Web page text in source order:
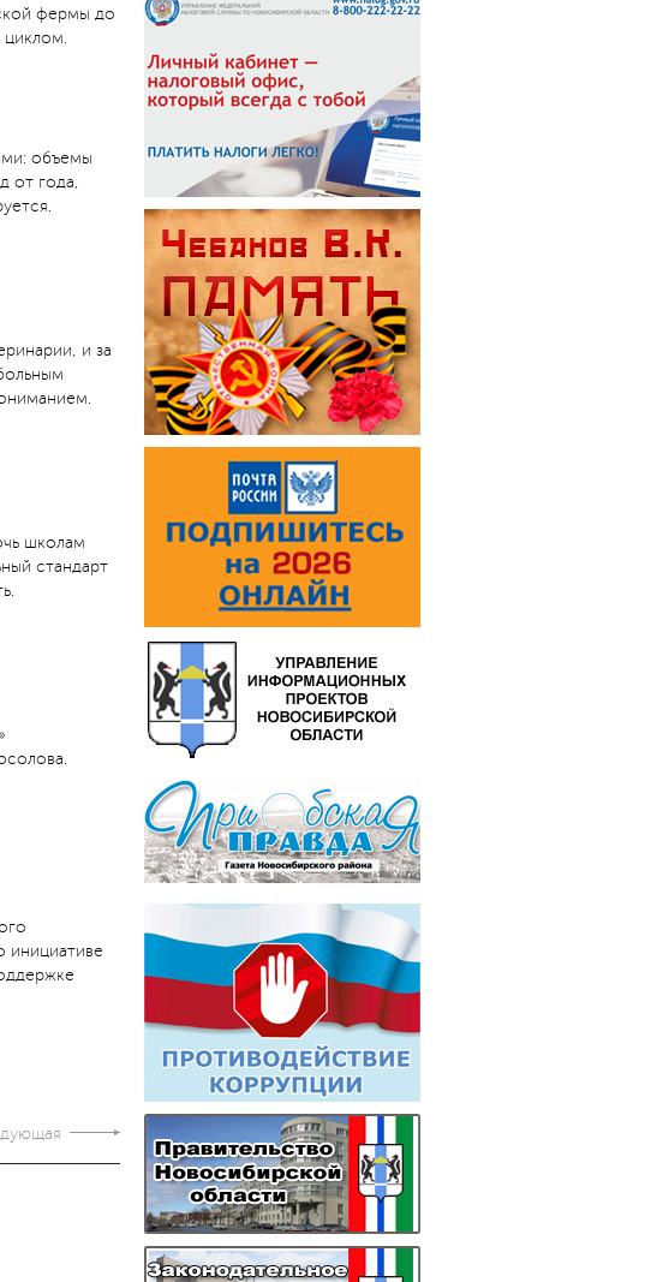
фермы до
циклом.
объемы
от года,
и за
школам
стандарт
инициативе